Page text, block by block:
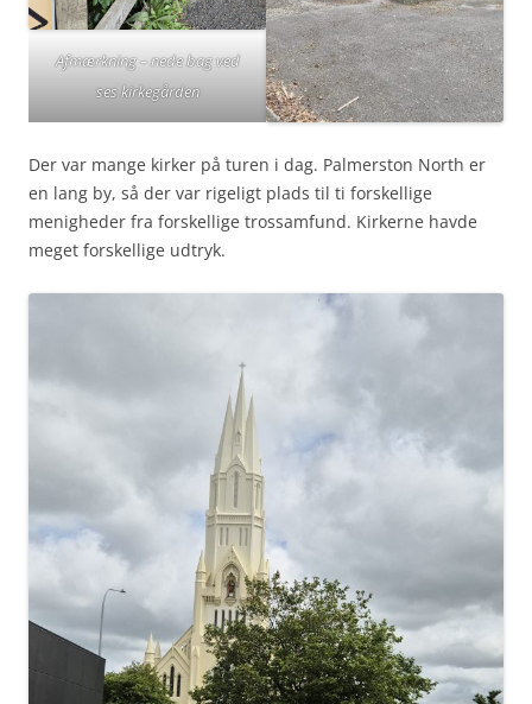
Afmærkning – nede bag ved
ses kirkegården
Der var mange kirker på turen i dag. Palmerston North er
en lang by, så der var rigeligt plads til ti forskellige
menigheder fra forskellige trossamfund. Kirkerne havde
meget forskellige udtryk.